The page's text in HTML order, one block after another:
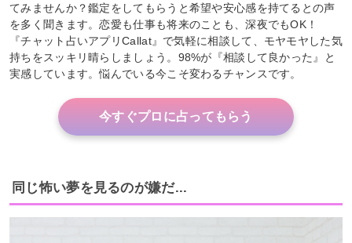
てみませんか？鑑定をしてもらうと希望や安心感を持てるとの声
を多く聞きます。恋愛も仕事も将来のことも、深夜でもOK！
『チャット占いアプリCallat』で気軽に相談して、モヤモヤした気
持ちをスッキリ晴らしましょう。98%が『相談して良かった』と
実感しています。悩んでいる今こそ変わるチャンスです。
今すぐプロに占ってもらう
同じ怖い夢を見るのが嫌だ...